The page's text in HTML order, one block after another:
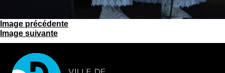
Image précédente
Image suivante